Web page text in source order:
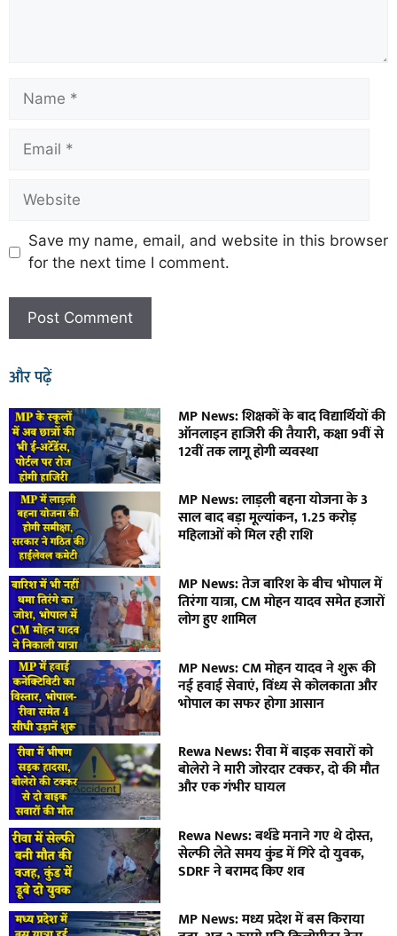
Save my name, email, and website in this browser
for the next time I comment.
और पढ़ें
MP News: शिक्षकों के बाद विद्यार्थियों की
ऑनलाइन हाजिरी की तैयारी, कक्षा 9वीं से
12वीं तक लागू होगी व्यवस्था
MP News: लाड़ली बहना योजना के 3
साल बाद बड़ा मूल्यांकन, 1.25 करोड़
महिलाओं को मिल रही राशि
MP News: तेज बारिश के बीच भोपाल में
तिरंगा यात्रा, CM मोहन यादव समेत हजारों
लोग हुए शामिल
MP News: CM मोहन यादव ने शुरू की
नई हवाई सेवाएं, विंध्य से कोलकाता और
भोपाल का सफर होगा आसान
Rewa News: रीवा में बाइक सवारों को
बोलेरो ने मारी जोरदार टक्कर, दो की मौत
और एक गंभीर घायल
Rewa News: बर्थडे मनाने गए थे दोस्त,
सेल्फी लेते समय कुंड में गिरे दो युवक,
SDRF ने बरामद किए शव
MP News: मध्य प्रदेश में बस किराया